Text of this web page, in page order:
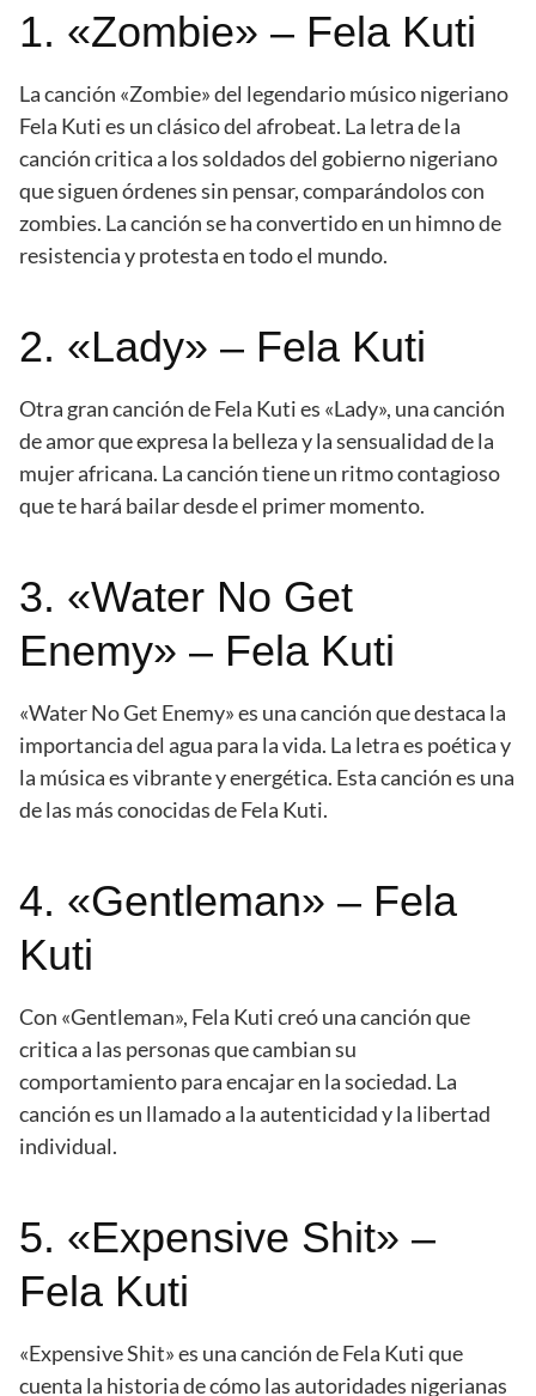
1. «Zombie» – Fela Kuti
La canción «Zombie» del legendario músico nigeriano
Fela Kuti es un clásico del afrobeat. La letra de la
canción critica a los soldados del gobierno nigeriano
que siguen órdenes sin pensar, comparándolos con
zombies. La canción se ha convertido en un himno de
resistencia y protesta en todo el mundo.
2. «Lady» – Fela Kuti
Otra gran canción de Fela Kuti es «Lady», una canción
de amor que expresa la belleza y la sensualidad de la
mujer africana. La canción tiene un ritmo contagioso
que te hará bailar desde el primer momento.
3. «Water No Get
Enemy» – Fela Kuti
«Water No Get Enemy» es una canción que destaca la
importancia del agua para la vida. La letra es poética y
la música es vibrante y energética. Esta canción es una
de las más conocidas de Fela Kuti.
4. «Gentleman» – Fela
Kuti
Con «Gentleman», Fela Kuti creó una canción que
critica a las personas que cambian su
comportamiento para encajar en la sociedad. La
canción es un llamado a la autenticidad y la libertad
individual.
5. «Expensive Shit» –
Fela Kuti
«Expensive Shit» es una canción de Fela Kuti que
cuenta la historia de cómo las autoridades nigerianas